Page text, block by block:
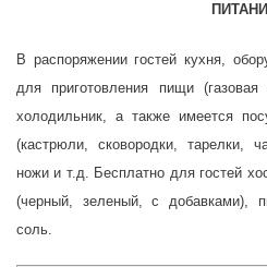
В распоряжении гостей кухня,
для приготовления пищи
холодильник, а также имеется п
(кастрюли, сковородки, тарелки,
ножи и т.д. Бесплатно для гостей
(черный, зеленый, с добавками), п
соль.